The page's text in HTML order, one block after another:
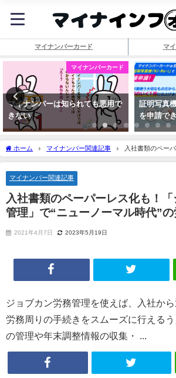
マイナンバーカード マ
マイナンバーカード
マイナンバーは知られても悪用で
きない
証明写真
を申請で
ホーム マイナンバー関連記事
入社書類のペー
労務管理」で“ニューノーマル時代”の労務管理へ
マイナンバー関連記事
入社書類のペーパーレス化も！
管理」で“ニューノーマル時代”
2021年4月7日 2023年5月19日
ジョブカン労務管理を使えば、入社か
労務周りの手続きをスムーズに行えるう
の管理や年末調整情報の収集・ ...